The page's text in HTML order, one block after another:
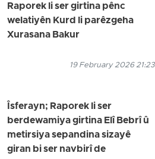
Raporek li ser girtina pênc
welatiyên Kurd li parêzgeha
Xurasana Bakur
19 February 2026 21:23
Îsferayn; Raporek li ser
berdewamiya girtina Elî Bebrî û
metirsiya sepandina sizayê
giran bi ser navbirî de